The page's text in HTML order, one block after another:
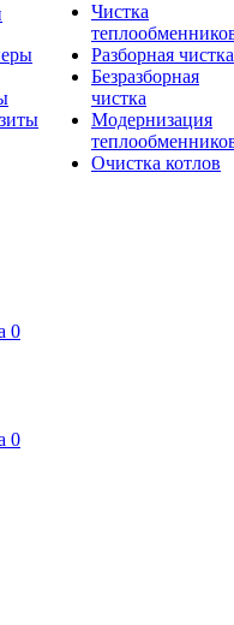
Чистка
Разборная чистка
Безразборная
чистка
Модернизация
Очистка котлов
0
0